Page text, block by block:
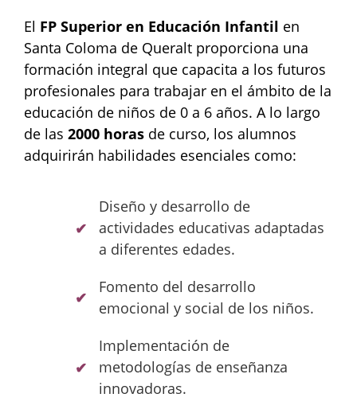
El FP Superior en Educación Infantil en
Santa Coloma de Queralt proporciona una
formación integral que capacita a los futuros
profesionales para trabajar en el ámbito de la
educación de niños de 0 a 6 años. A lo largo
de las 2000 horas de curso, los alumnos
adquirirán habilidades esenciales como:
Diseño y desarrollo de
actividades educativas adaptadas
a diferentes edades.
Fomento del desarrollo
emocional y social de los niños.
Implementación de
metodologías de enseñanza
innovadoras.